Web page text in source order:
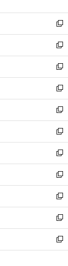
開
く
新
し
い
ウ
ィ
ン
ド
ウ
で
開
く
新
し
い
ウ
ィ
ン
ド
ウ
で
開
く
新
し
い
ウ
ィ
ン
ド
ウ
で
開
く
新
し
い
ウ
ィ
ン
ド
ウ
で
開
く
新
し
い
ウ
ィ
ン
ド
ウ
で
開
く
新
し
い
ウ
ィ
ン
ド
ウ
で
開
く
新
し
い
ウ
ィ
ン
ド
ウ
で
開
新
し
い
ウ
ィ
ン
ド
ウ
新
し
い
ウ
ィ
ン
新
し
い
ウ
新
し